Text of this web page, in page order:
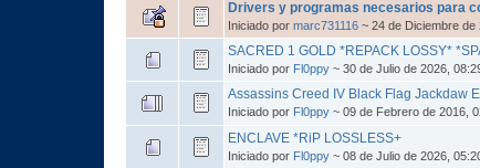
Drivers y programas necesarios para
Iniciado pormarc731116 ~ 24 de Diciembre de
SACRED 1 GOLD *REPACK LOSSY*
Iniciado por Fl0ppy ~ 30 de Julio de 2026,
Assassins Creed IV Black Flag Jackdaw
Iniciado por Fl0ppy ~ 09 de Febrero de 2016,
ENCLAVE *RiP LOSSLESS+
Iniciado por Fl0ppy ~ 08 de Julio de 2026,